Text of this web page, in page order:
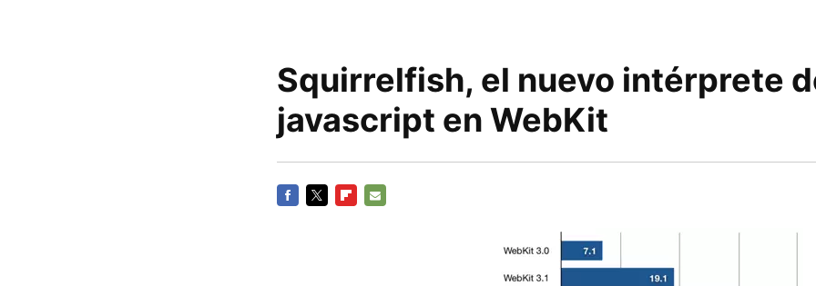
Squirrelfish, el nuevo intérprete
javascript en WebKit